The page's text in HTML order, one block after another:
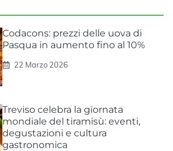
Codacons: prezzi delle uova di
Pasqua in aumento fino al 10%
22 Marzo 2026
Treviso celebra la giornata
mondiale del tiramisù: eventi,
degustazioni e cultura
gastronomica